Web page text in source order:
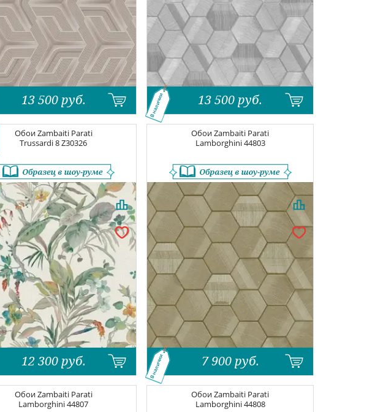
13 500 руб. 13 500 руб.
В наличии
ОбоиZambaiti Parati
Trussardi 8Z30326
12 300 руб.
ОбоиZambaiti Parati
Lamborghini44803
7 900 руб.
В наличии
ОбоиZambaiti Parati
Lamborghini44807
ОбоиZambaiti Parati
Lamborghini44808